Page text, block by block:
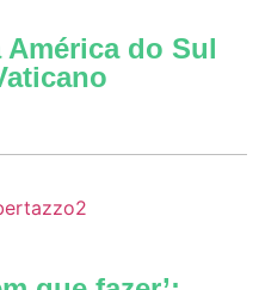
América do Sul